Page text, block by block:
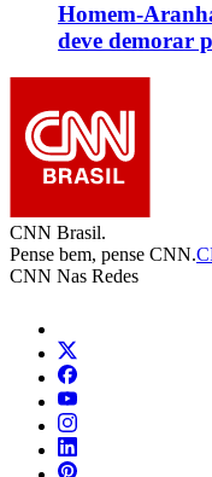
Homem-
deve demorar
CNN Brasil.
Pense bem, pense CNN.
CNN Nas Redes